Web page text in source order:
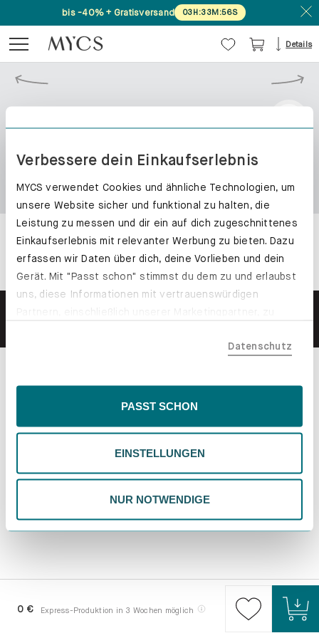
Verbessere dein Einkaufserlebnis
MYCS verwendet Cookies und ähnliche Technologien, um
unsere Website sicher und funktional zu halten, die
Leistung zu messen und dir ein auf dich zugeschnittenes
Einkaufserlebnis mit relevanter Werbung zu bieten. Dazu
erfassen wir Daten über dich, deine Vorlieben und dein
Gerät. Mit "Passt schon" stimmst du dem zu und erlaubst
uns, diese Informationen mit vertrauenswürdigen
der EU, beispielsweise in den USA, verarbeitet werden
Inhalte eingeschränkt sein könnten. Wähle
deiner Präferenzen. Du kannst deine Wahl jederzeit
ändern. Weitere Informationen findest du in unserer
Datenschutzrichtlinie.
Datenschutz
PASST SCHON
EINSTELLUNGEN
NUR NOTWENDIGE
bis -40% + Gratisversand 03H:33M:56S
Details
0 € Express-Produktion in 3 Wochen möglich